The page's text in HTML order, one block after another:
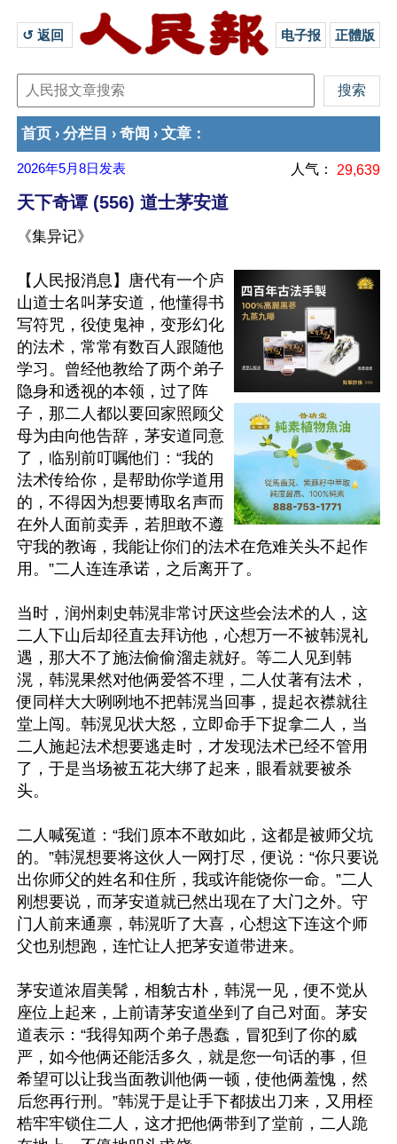
↺ 返回 电子报 正體版
首页 › 分栏目 › 奇闻 › 文章 ：
2026年5月8日 发表 人气： 29,639
天下奇谭 (556) 道士茅安道
《集异记》
【人民报消息】唐代有一个庐
山道士名叫茅安道，他懂得书
写符咒，役使鬼神，变形幻化
的法术，常常有数百人跟随他
学习。曾经他教给了两个弟子
隐身和透视的本领，过了阵
子，那二人都以要回家照顾父
母为由向他告辞，茅安道同意
了，临别前叮嘱他们：“我的
法术传给你，是帮助你学道用
的，不得因为想要博取名声而
在外人面前卖弄，若胆敢不遵
守我的教诲，我能让你们的法术在危难关头不起作
用。”二人连连承诺，之后离开了。
当时，润州刺史韩滉非常讨厌这些会法术的人，这
二人下山后却径直去拜访他，心想万一不被韩滉礼
遇，那大不了施法偷偷溜走就好。等二人见到韩
滉，韩滉果然对他俩爱答不理，二人仗著有法术，
便同样大大咧咧地不把韩滉当回事，提起衣襟就往
堂上闯。韩滉见状大怒，立即命手下捉拿二人，当
二人施起法术想要逃走时，才发现法术已经不管用
了，于是当场被五花大绑了起来，眼看就要被杀
头。
二人喊冤道：“我们原本不敢如此，这都是被师父坑
的。”韩滉想要将这伙人一网打尽，便说：“你只要说
出你师父的姓名和住所，我或许能饶你一命。”二人
刚想要说，而茅安道就已然出现在了大门之外。守
门人前来通禀，韩滉听了大喜，心想这下连这个师
父也别想跑，连忙让人把茅安道带进来。
茅安道浓眉美髯，相貌古朴，韩滉一见，便不觉从
座位上起来，上前请茅安道坐到了自己对面。茅安
道表示：“我得知两个弟子愚蠢，冒犯到了你的威
严，如今他俩还能活多久，就是您一句话的事，但
希望可以让我当面教训他俩一顿，使他俩羞愧，然
后您再行刑。”韩滉于是让手下都拔出刀来，又用桎
梏牢牢锁住二人，这才把他俩带到了堂前，二人跪